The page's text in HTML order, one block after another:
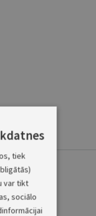
tiek
var tikt
sociālo